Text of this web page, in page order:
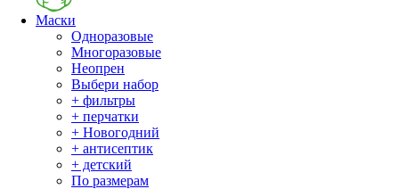
Маски
Одноразовые
Многоразовые
Неопрен
Выбери набор
+ фильтры
+ перчатки
+ Новогодний
+ антисептик
+ детский
По размерам